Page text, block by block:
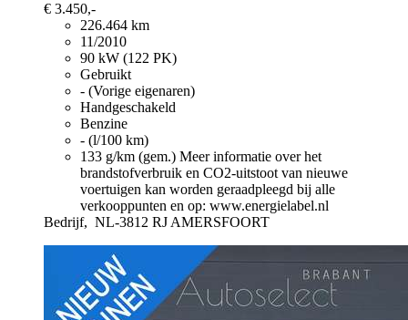
€ 3.450,-
226.464 km
11/2010
90 kW (122 PK)
Gebruikt
- (Vorige eigenaren)
Handgeschakeld
Benzine
- (l/100 km)
133 g/km (gem.) Meer informatie over het
brandstofverbruik en CO2-uitstoot van nieuwe
voertuigen kan worden geraadpleegd bij alle
verkooppunten en op: www.energielabel.nl
Bedrijf, NL-3812 RJ AMERSFOORT